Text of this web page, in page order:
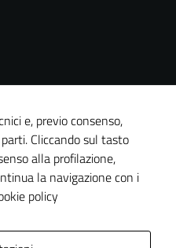
di segnalazioni di non
e, previo consenso,
Cliccando sul tasto
alla profilazione,
la navigazione con i
policy